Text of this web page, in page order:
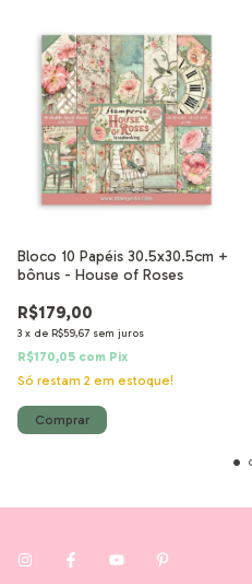
Bloco 10 Papéis 30.5x30.5cm +
bônus - House of Roses
R$179,00
3 x de R$59,67 sem juros
R$170,05 com Pix
Só restam 2 em estoque!